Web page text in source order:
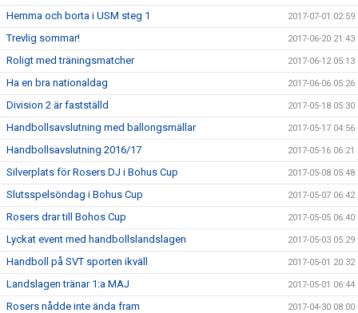
Hemma och borta i USM steg 1 2017-07-01 02:59
Trevlig sommar! 2017-06-20 21:43
Roligt med träningsmatcher 2017-06-12 05:13
Ha en bra nationaldag 2017-06-06 05:26
Division 2 är fastställd 2017-05-18 05:30
Handbollsavslutning med ballongsmällar 2017-05-17 04:56
Handbollsavslutning 2016/17 2017-05-16 06:21
Silverplats för Rosers DJ i Bohus Cup 2017-05-08 05:48
Slutsspelsöndag i Bohus Cup 2017-05-07 06:42
Rosers drar till Bohos Cup 2017-05-05 06:40
Lyckat event med handbollslandslagen 2017-05-03 05:29
Handboll på SVT sporten ikväll 2017-05-01 20:32
Landslagen tränar 1:a MAJ 2017-05-01 06:44
Rosers nådde inte ända fram 2017-04-30 08:00